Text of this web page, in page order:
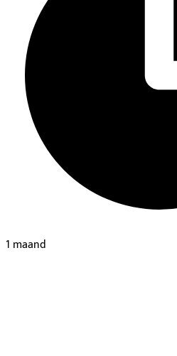
1 maand